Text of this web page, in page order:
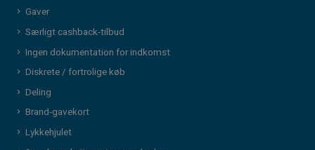
Gaver
Særligt cashback-tilbud
Ingen dokumentation for indkomst
Diskrete / fortrolige køb
Deling
Brand-gavekort
Lykkehjulet